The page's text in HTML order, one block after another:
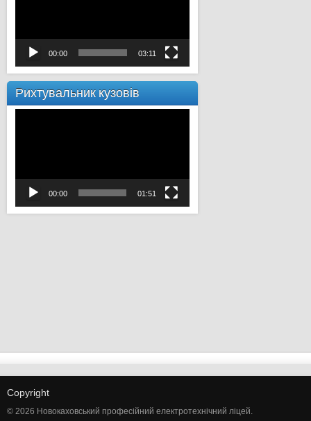
00:00 03:11
Рихтувальник кузовів
00:00 01:51
Copyright
© 2026 Новокаховський професійний електротехнічний ліцей.